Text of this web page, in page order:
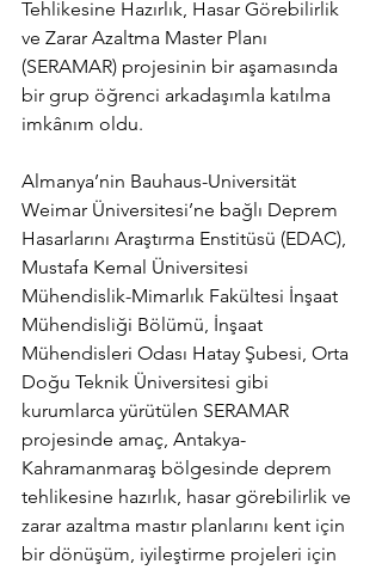
Tehlikesine Hazırlık, Hasar Görebilirlik
ve Zarar Azaltma Master Planı
(SERAMAR) projesinin bir aşamasında
bir grup öğrenci arkadaşımla katılma
imkânım oldu.
Almanya’nin Bauhaus-Universität
Weimar Üniversitesi’ne bağlı Deprem
Hasarlarını Araştırma Enstitüsü (EDAC),
Mustafa Kemal Üniversitesi
Mühendislik-Mimarlık Fakültesi İnşaat
Mühendisliği Bölümü, İnşaat
Mühendisleri Odası Hatay Şubesi, Orta
Doğu Teknik Üniversitesi gibi
kurumlarca yürütülen SERAMAR
projesinde amaç, Antakya-
Kahramanmaraş bölgesinde deprem
tehlikesine hazırlık, hasar görebilirlik ve
zarar azaltma mastır planlarını kent için
bir dönüşüm, iyileştirme projeleri için